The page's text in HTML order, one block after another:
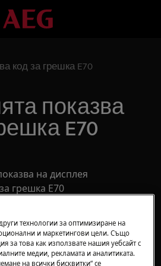
код за грешка E70
показва
E70
на дисплея
грешка E70
технологии за оптимизиране на
и маркетингови цели. Също
за това как използвате нашия уебсайт с
медии, рекламата и аналитиката.
на всички бисквитки“ се